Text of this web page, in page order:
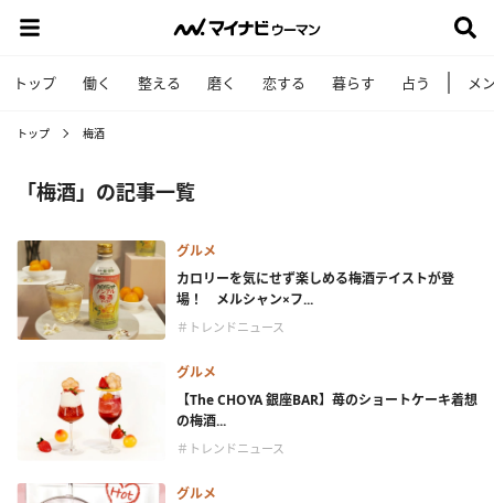
トップ 働く 整える 磨く 恋する 暮らす 占う メ
トップ 梅酒
「梅酒」の記事一覧
グルメ
カロリーを気にせず楽しめる梅酒テイストが登
場！ メルシャン×フ...
＃トレンドニュース
グルメ
【The CHOYA 銀座BAR】苺のショートケーキ着想
の梅酒...
＃トレンドニュース
グルメ